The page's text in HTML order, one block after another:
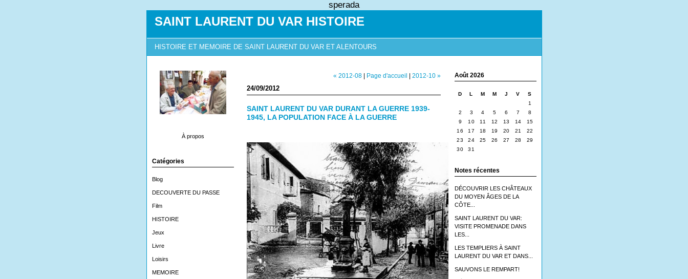
sperada
SAINT LAURENT DU VAR HISTOIRE
HISTOIRE ET MEMOIRE DE SAINT LAURENT DU VAR ET ALENTOURS
À propos
Catégories
Blog
DECOUVERTE DU PASSE
Film
HISTOIRE
Jeux
Livre
Loisirs
MEMOIRE
Août 2026
D L M M J V
S
1
2
3 4 5 6 7
8
9
10 11 12 13 14
15
16
17 18 19 20 21
22
23
24 25 26 27 28
29
30
31
Notes récentes
DÉCOUVRIR LES CHÂTEAUX
DU MOYEN ÂGES DE LA
CÔTE...
SAINT LAURENT DU VAR:
VISITE PROMENADE DANS
LES...
LES TEMPLIERS À SAINT
LAURENT DU VAR ET DANS...
SAUVONS LE REMPART!
« 2012-08| Page d'accueil | 2012-10 »
24/09/2012
SAINT LAURENT DU VAR DURANT LA GUERRE 1939-
1945, LA POPULATION FACE À LA GUERRE